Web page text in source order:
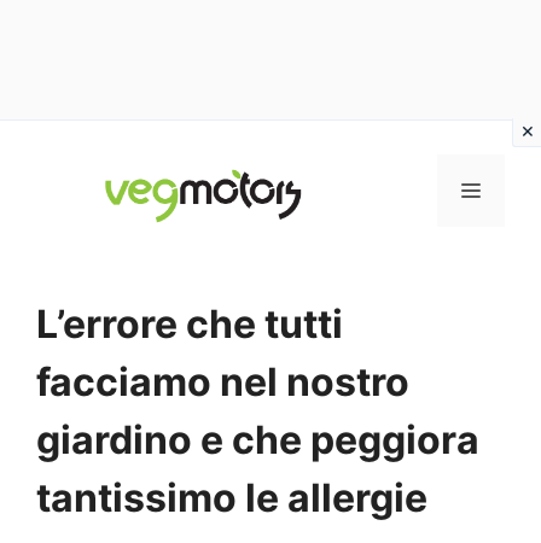
MENU
L’errore che tutti
facciamo nel nostro
giardino e che peggiora
tantissimo le allergie